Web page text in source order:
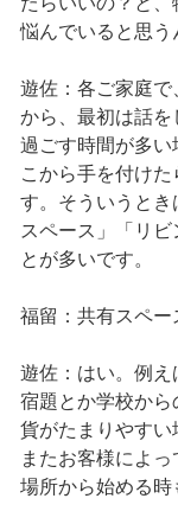
悩んでいると思う
遊佐：各ご家庭
から、最初は話
過ごす時間が多
こから手を付け
す。そういうと
スペース」「リ
とが多いです。
福留：共有スペー
遊佐：はい。例
宿題とか学校か
貨がたまりやすい
またお客様によ
場所から始める時